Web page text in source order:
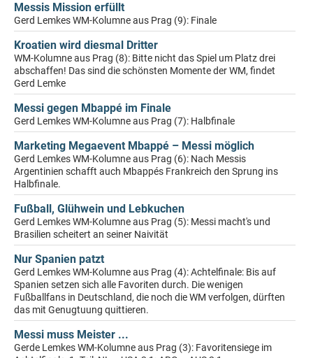
Messis Mission erfüllt
Gerd Lemkes WM-Kolumne aus Prag (9): Finale
Kroatien wird diesmal Dritter
WM-Kolumne aus Prag (8): Bitte nicht das Spiel um Platz drei
abschaffen! Das sind die schönsten Momente der WM, findet
Gerd Lemke
Messi gegen Mbappé im Finale
Gerd Lemkes WM-Kolumne aus Prag (7): Halbfinale
Marketing Megaevent Mbappé – Messi möglich
Gerd Lemkes WM-Kolumne aus Prag (6): Nach Messis
Argentinien schafft auch Mbappés Frankreich den Sprung ins
Halbfinale.
Fußball, Glühwein und Lebkuchen
Gerd Lemkes WM-Kolumne aus Prag (5): Messi macht's und
Brasilien scheitert an seiner Naivität
Nur Spanien patzt
Gerd Lemkes WM-Kolumne aus Prag (4): Achtelfinale: Bis auf
Spanien setzen sich alle Favoriten durch. Die wenigen
Fußballfans in Deutschland, die noch die WM verfolgen, dürften
das mit Genugtuung quittieren.
Messi muss Meister ...
Gerde Lemkes WM-Kolumne aus Prag (3): Favoritensiege im